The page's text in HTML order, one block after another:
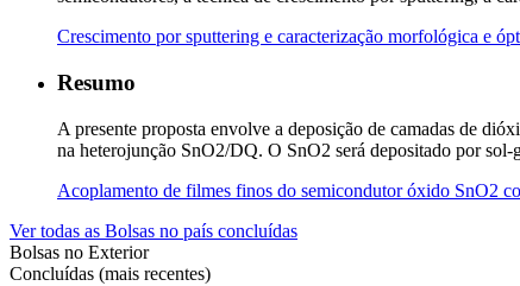
Crescimento por sputtering e caracterização morfológica e
Resumo
A presente proposta envolve a deposição de camadas de
na heterojunção SnO2/DQ. O SnO2 será depositado por
Acoplamento de filmes finos do semicondutor óxido SnO2
Ver todas as Bolsas no país concluídas
Bolsas no Exterior
Concluídas (mais recentes)